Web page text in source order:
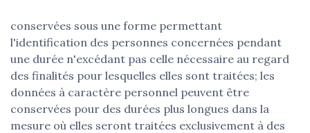
conservées sous une forme permettant
l'identification des personnes concernées pendant
une durée n'excédant pas celle nécessaire au regard
des finalités pour lesquelles elles sont traitées; les
données à caractère personnel peuvent être
conservées pour des durées plus longues dans la
mesure où elles seront traitées exclusivement à des